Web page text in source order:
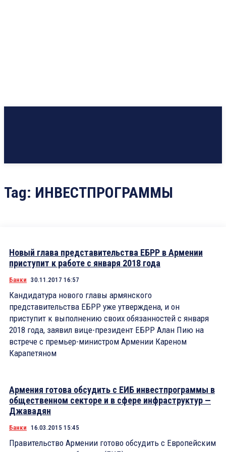
Tag: ИНВЕСТПРОГРАММЫ
Новый глава представительства ЕБРР в Армении
приступит к работе с января 2018 года
Банки 30.11.2017 16:57
Кандидатура нового главы армянского
представительства ЕБРР уже утверждена, и он
приступит к выполнению своих обязанностей с января
2018 года, заявил вице-президент ЕБРР Алан Пию на
встрече с премьер-министром Армении Кареном
Карапетяном
Армения готова обсудить с ЕИБ инвестпрограммы в
общественном секторе и в сфере инфраструктур —
Джавадян
Банки 16.03.2015 15:45
Правительство Армении готово обсудить с Европейским